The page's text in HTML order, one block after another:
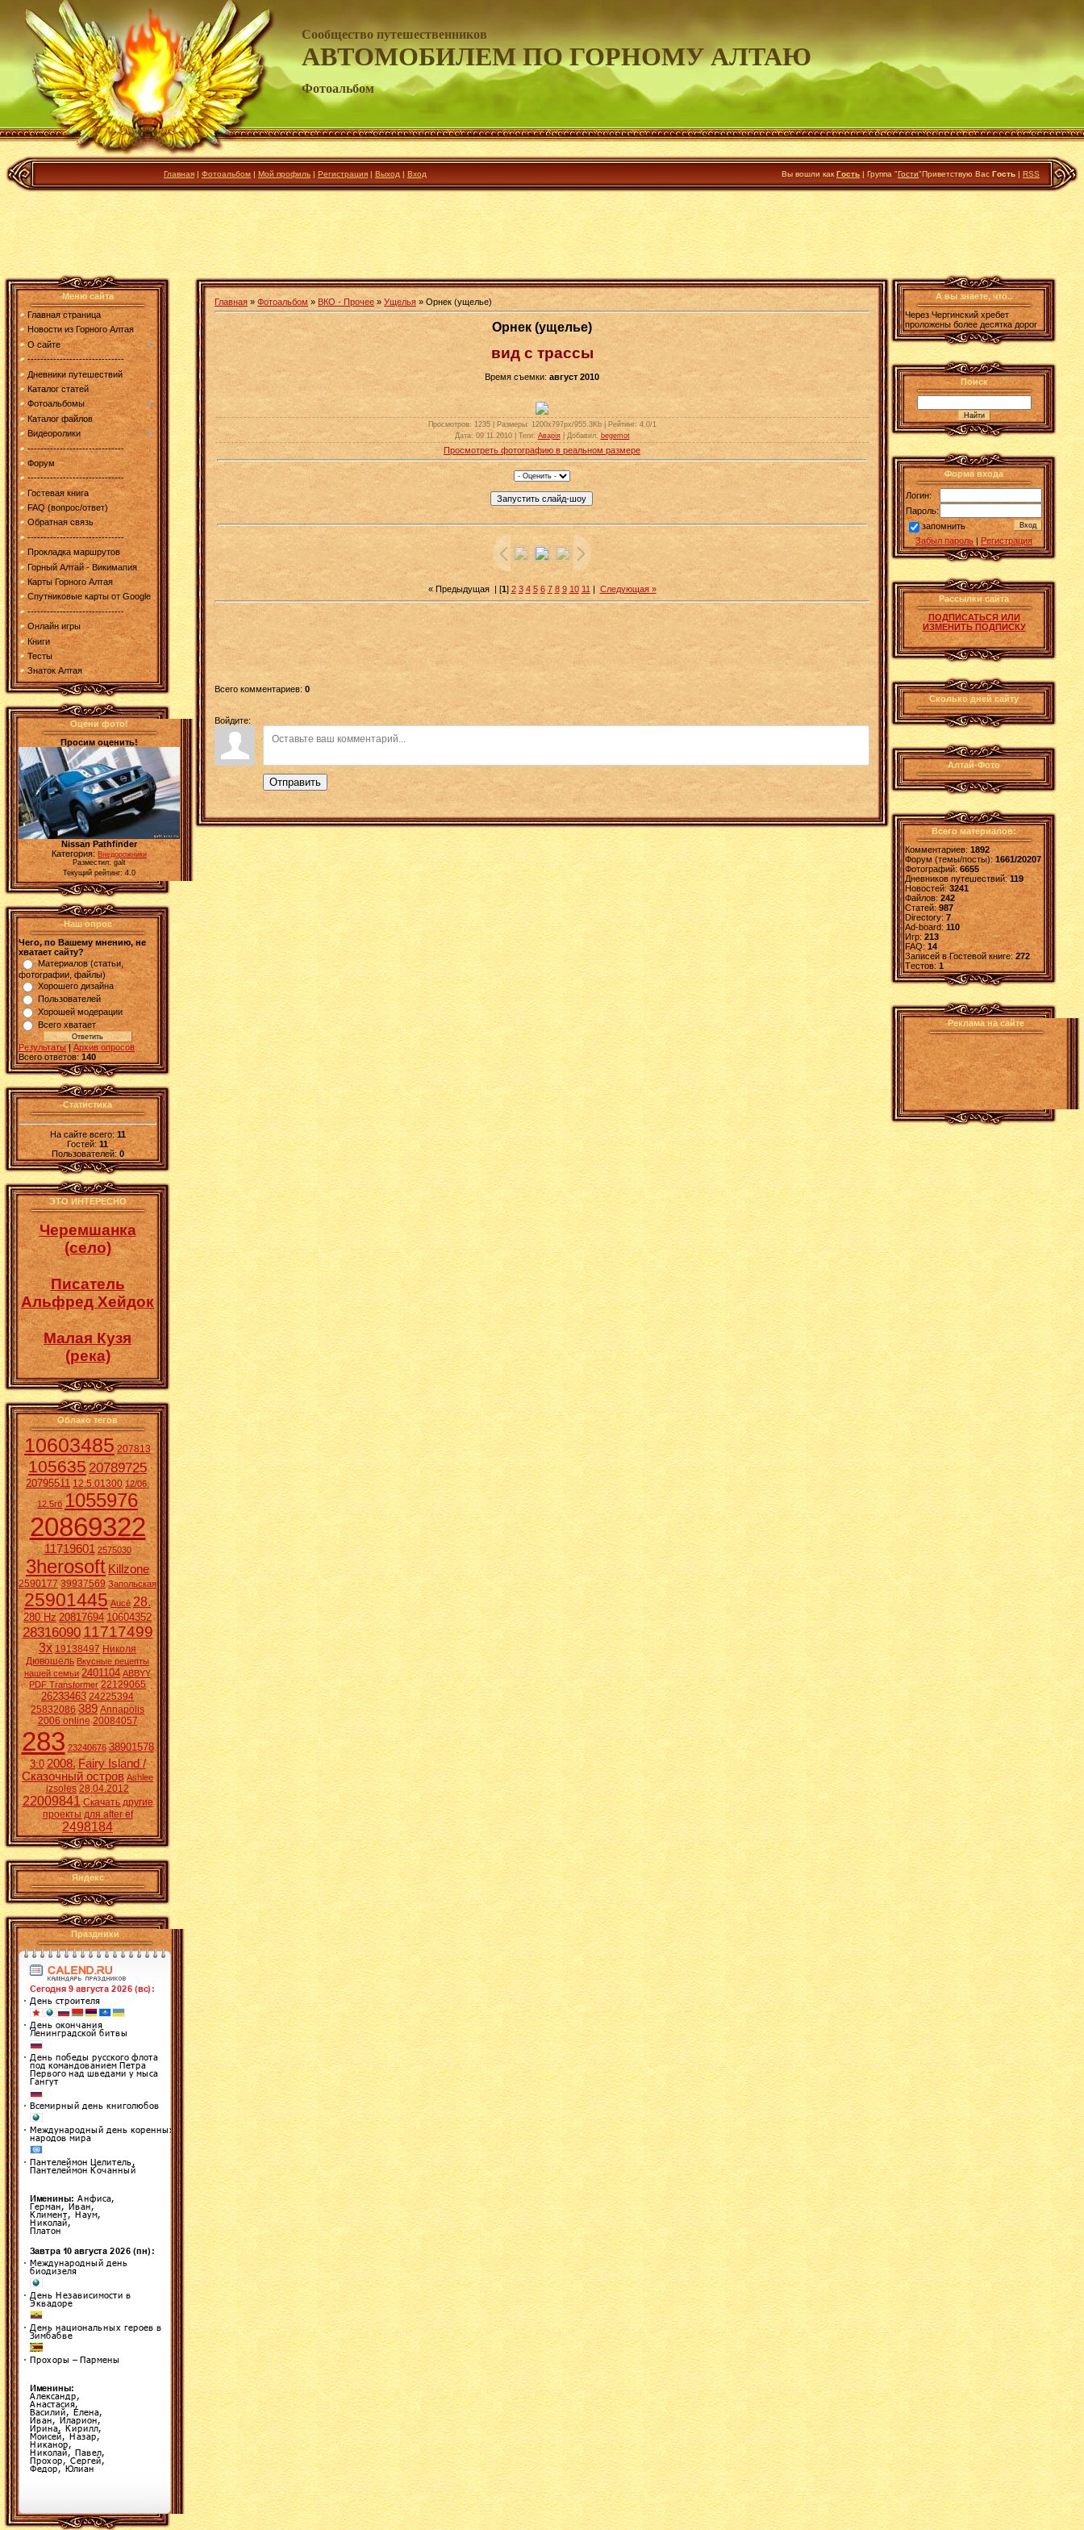
Сообщество путешественников
АВТОМОБИЛЕМ ПО ГОРНОМУ АЛТАЮ
Фотоальбом
Главная | Фотоальбом | Мой профиль | Регистрация | Выход | Вход Вы вошли как Гость | Группа "Гости"Приветствую Вас Гость | RSS
Меню сайта
Главная страница
Новости из Горного Алтая
О сайте
------------------------------
Дневники путешествий
Каталог статей
Фотоальбомы
Каталог файлов
Видеоролики
------------------------------
Форум
------------------------------
Гостевая книга
FAQ (вопрос/ответ)
Обратная связь
------------------------------
Прокладка маршрутов
Горный Алтай - Викимапия
Карты Горного Алтая
Спутниковые карты от Google
------------------------------
Онлайн игры
Книги
Тесты
Знаток Алтая
Оцени фото!
Просим оценить!
Nissan Pathfinder
Категория: Внедорожники
Разместил: galt
Текущий рейтинг: 4.0
Наш опрос
Чего, по Вашему мнению, не
хватает сайту?
Материалов (статьи,
фотографии, файлы)
Хорошего дизайна
Пользователей
Хорошей модерации
Всего хватает
Результаты|Архив опросов
Всего ответов: 140
Статистика
На сайте всего:11
Гостей: 11
Пользователей: 0
ЭТО ИНТЕРЕСНО
Черемшанка
(село)
Писатель
Альфред Хейдок
Малая Кузя
(река)
Облако тегов
10603485 207813
10563520789725
20795511 12.5.01300 12/06.
12.5гб 1055976
20869322
11719601 2575030
3herosoft Killzone
2590177 39937569 Запольская
25901445 Aucē 28.
280 Hz 20817694 10604352
2831609011717499
3x 19138497 Николя
Дювошель Вкусные рецепты
нашей семьи 2401104 ABBYY
PDF Transformer 22129065
26233463 24225394
25832086 389 Annapolis
2006 online 20084057
283 23240676 38901578
3:0 2008. Fairy Island /
Сказочный остров Ashlee
izsoles 28.04.2012
22009841 Скачать другие
проекты для after ef
2498184
Яндекс
Праздники
Главная » Фотоальбом» ВКО - Прочее » Ущелья » Орнек (ущелье)
Орнек (ущелье)
вид с трассы
Время съемки: август 2010
Просмотров: 1235 | Размеры: 1200x797px/955.3Kb | Рейтинг: 4.0/1
Дата: 09.11.2010 | Теги: Аварія| Добавил: begemot
Просмотреть фотографию в реальном размере
« Предыдущая| [1] 2 3 4 5 6 7 8 9 10 11 | Следующая »
Всего комментариев: 0
Войдите:
Отправить
А вы знаете, что..
Через Чергинский хребет
проложены более десятка дорог
Поиск
Форма входа
Логин:
Пароль:
запомнить
Забыл пароль | Регистрация
Рассылки сайта
ПОДПИСАТЬСЯ ИЛИ
ИЗМЕНИТЬ ПОДПИСКУ
Сколько дней сайту
Алтай-Фото
Всего материалов:
Комментариев: 1892
Форум (темы/посты):1661/20207
Фотографий:6655
Дневников путешествий:119
Новостей:3241
Файлов: 242
Статей:987
Directory: 7
Ad-board:110
Игр: 213
FAQ:14
Записей в Гостевой книге:272
Tестов: 1
Реклама на сайте